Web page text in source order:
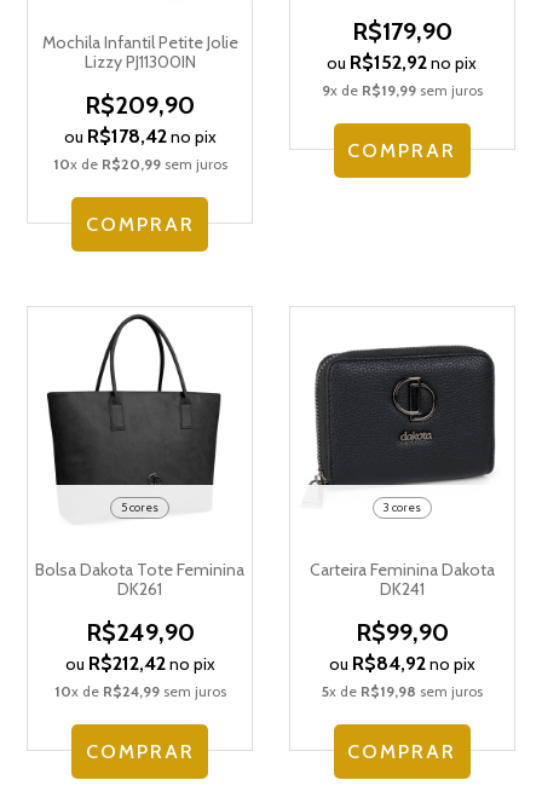
Mochila Infantil Petite Jolie
Lizzy PJ11300IN
R$209,90
ou R$178,42no pix
10x de R$20,99sem juros
COMPRAR
R$179,90
ou R$152,92no pix
9x de R$19,99sem juros
COMPRAR
5 cores
Bolsa Dakota Tote Feminina
DK261
R$249,90
ou R$212,42no pix
10x de R$24,99sem juros
COMPRAR
3 cores
Carteira Feminina Dakota
DK241
R$99,90
ou R$84,92no pix
5x de R$19,98 sem juros
COMPRAR